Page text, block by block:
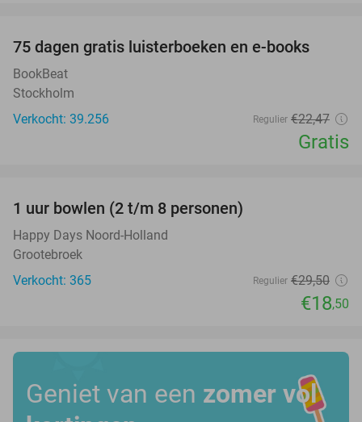
75 dagen gratis luisterboeken en e-books
BookBeat
Stockholm
Verkocht: 39.256
Regulier €22,47
Gratis
1 uur bowlen (2 t/m 8 personen)
Happy Days Noord-Holland
Grootebroek
Verkocht: 365
Regulier €29,50
€18,50
Geniet van een zomer vol